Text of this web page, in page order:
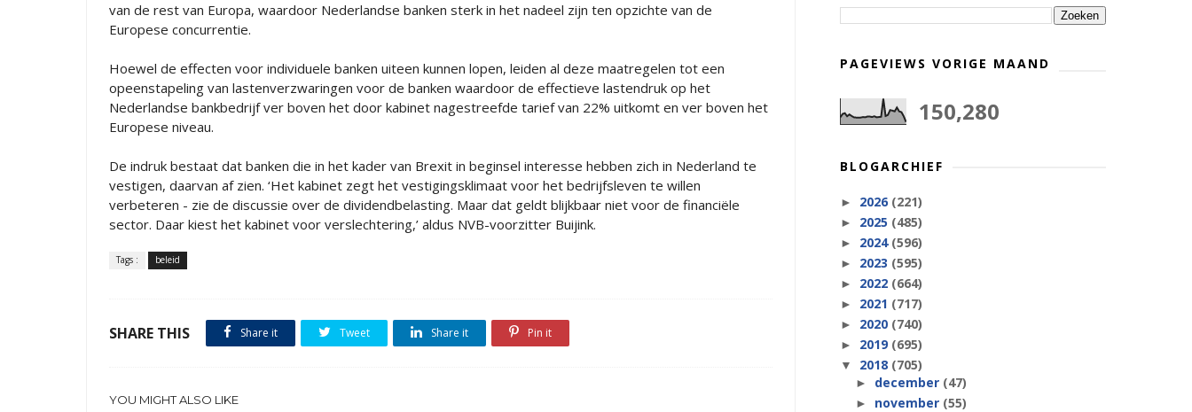
van de rest van Europa, waardoor Nederlandse banken sterk in het nadeel zijn ten opzichte van de
Europese concurrentie.
Hoewel de effecten voor individuele banken uiteen kunnen lopen, leiden al deze maatregelen tot een
opeenstapeling van lastenverzwaringen voor de banken waardoor de effectieve lastendruk op het
Nederlandse bankbedrijf ver boven het door kabinet nagestreefde tarief van 22% uitkomt en ver boven het
Europese niveau.
De indruk bestaat dat banken die in het kader van Brexit in beginsel interesse hebben zich in Nederland te
vestigen, daarvan af zien. ‘Het kabinet zegt het vestigingsklimaat voor het bedrijfsleven te willen
verbeteren - zie de discussie over de dividendbelasting. Maar dat geldt blijkbaar niet voor de financiële
sector. Daar kiest het kabinet voor verslechtering,’ aldus NVB-voorzitter Buijink.
Tags : beleid
SHARE THIS Share it Tweet Share it Pin it
YOU MIGHT ALSO LIKE
PAGEVIEWS VORIGE MAAND
150,280
BLOGARCHIEF
► 2026 (221)
► 2025 (485)
► 2024 (596)
► 2023 (595)
► 2022 (664)
► 2021 (717)
► 2020 (740)
► 2019 (695)
▼ 2018 (705)
► december (47)
► november (55)